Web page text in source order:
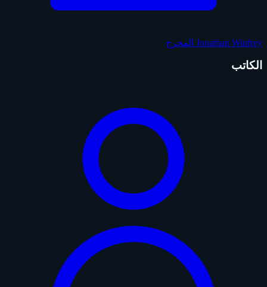
Jonathan Winfrey المخرج
الكاتب